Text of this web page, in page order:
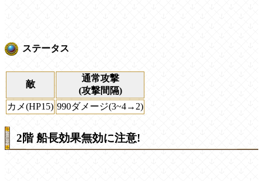
ステータス
敵
通常攻撃
(攻撃間隔)
カメ(HP15) 990ダメージ(3~4→2)
2階 船長効果無効に注意!